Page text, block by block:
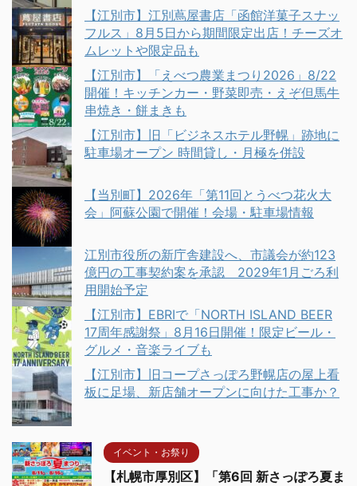
【江別市】江別蔦屋書店「函館洋菓子スナッ
フルス」8月5日から期間限定出店！チーズオ
ムレットや限定品も
【江別市】「えべつ農業まつり2026」8/22
開催！キッチンカー・野菜即売・えぞ但馬牛
串焼き・餅まきも
【江別市】旧「ビジネスホテル野幌」跡地に
駐車場オープン 時間貸し・月極を併設
【当別町】2026年「第11回とうべつ花火大
会」阿蘇公園で開催！会場・駐車場情報
江別市役所の新庁舎建設へ、市議会が約123
億円の工事契約案を承認 2029年1月ごろ利
用開始予定
【江別市】EBRIで「NORTH ISLAND BEER
17周年感謝祭」8月16日開催！限定ビール・
グルメ・音楽ライブも
【江別市】旧コープさっぽろ野幌店の屋上看
板に足場、新店舗オープンに向けた工事か？
イベント・お祭り
【札幌市厚別区】「第6回 新さっぽろ夏ま